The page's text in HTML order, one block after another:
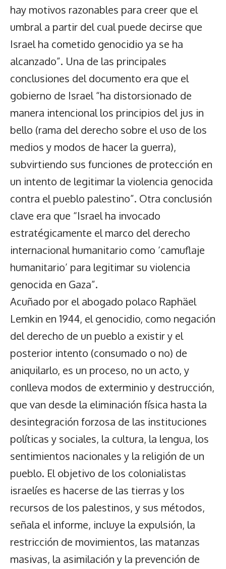
hay motivos razonables para creer que el
umbral a partir del cual puede decirse que
Israel ha cometido genocidio ya se ha
alcanzado”. Una de las principales
conclusiones del documento era que el
gobierno de Israel “ha distorsionado de
manera intencional los principios del jus in
bello (rama del derecho sobre el uso de los
medios y modos de hacer la guerra),
subvirtiendo sus funciones de protección en
un intento de legitimar la violencia genocida
contra el pueblo palestino”. Otra conclusión
clave era que “Israel ha invocado
estratégicamente el marco del derecho
internacional humanitario como ‘camuflaje
humanitario’ para legitimar su violencia
genocida en Gaza”.
Acuñado por el abogado polaco Raphäel
Lemkin en 1944, el genocidio, como negación
del derecho de un pueblo a existir y el
posterior intento (consumado o no) de
aniquilarlo, es un proceso, no un acto, y
conlleva modos de exterminio y destrucción,
que van desde la eliminación física hasta la
desintegración forzosa de las instituciones
políticas y sociales, la cultura, la lengua, los
sentimientos nacionales y la religión de un
pueblo. El objetivo de los colonialistas
israelíes es hacerse de las tierras y los
recursos de los palestinos, y sus métodos,
señala el informe, incluye la expulsión, la
restricción de movimientos, las matanzas
masivas, la asimilación y la prevención de